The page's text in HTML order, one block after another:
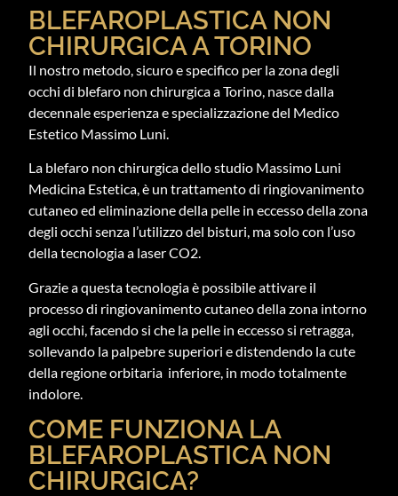
BLEFAROPLASTICA NON
CHIRURGICA A TORINO
Il nostro metodo, sicuro e specifico per la zona degli
occhi di blefaro non chirurgica a Torino, nasce dalla
decennale esperienza e specializzazione del Medico
Estetico Massimo Luni.
La blefaro non chirurgica dello studio Massimo Luni
Medicina Estetica, è un trattamento di ringiovanimento
cutaneo ed eliminazione della pelle in eccesso della zona
degli occhi senza l’utilizzo del bisturi, ma solo con l’uso
della tecnologia a laser CO2.
Grazie a questa tecnologia è possibile attivare il
processo di ringiovanimento cutaneo della zona intorno
agli occhi, facendo si che la pelle in eccesso si retragga,
sollevando la palpebre superiori e distendendo la cute
della regione orbitaria inferiore, in modo totalmente
indolore.
COME FUNZIONA LA
BLEFAROPLASTICA NON
CHIRURGICA?